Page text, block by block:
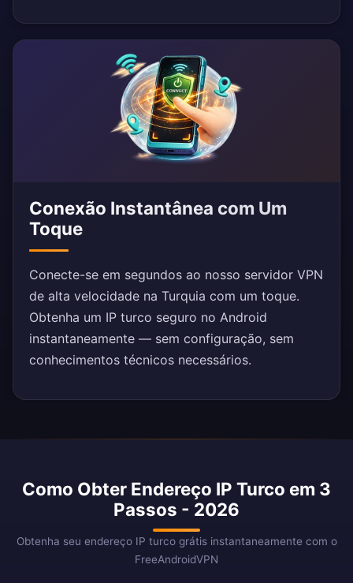
Conexão Instantânea com Um
Toque
Conecte-se em segundos ao nosso servidor VPN
de alta velocidade na Turquia com um toque.
Obtenha um IP turco seguro no Android
instantaneamente — sem configuração, sem
conhecimentos técnicos necessários.
Como Obter Endereço IP Turco em 3
Passos - 2026
Obtenha seu endereço IP turco grátis instantaneamente com o
FreeAndroidVPN